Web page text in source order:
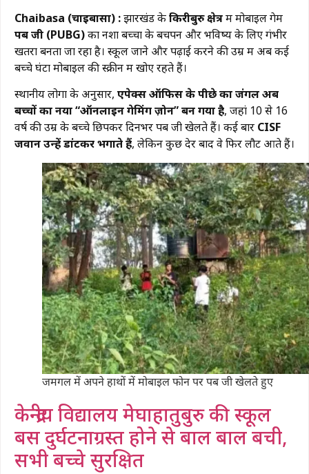
Chaibasa (चाईबासा) :झारखंड केकिरीबुरु क्षेत्रमें मोबाइल गेम
पब जी (PUBG)का नशा बच्चों के बचपन और भविष्य के लिए गंभीर
खतरा बनता जा रहा है। स्कूल जाने और पढ़ाई करने की उम्र में अब कई
बच्चे घंटों मोबाइल की स्क्रीन में खोए रहते हैं।
स्थानीय लोगों के अनुसार, एपेक्स ऑफिस के पीछे का जंगल अब
बच्चों का नया “ऑनलाइन गेमिंग ज़ोन” बन गया है, जहां 10 से 16
वर्ष की उम्र के बच्चे छिपकर दिनभर पब जी खेलते हैं। कई बार CISF
जवान उन्हें डांटकर भगाते हैं, लेकिन कुछ देर बाद वे फिर लौट आते हैं।
जमगल में अपने हाथों में मोबाइल फोन पर पब जी खेलते हुए
केन्द्रीय विद्यालय मेघाहातुबुरु की स्कूल
बस दुर्घटनाग्रस्त होने से बाल बाल बची,
सभी बच्चे सुरक्षित